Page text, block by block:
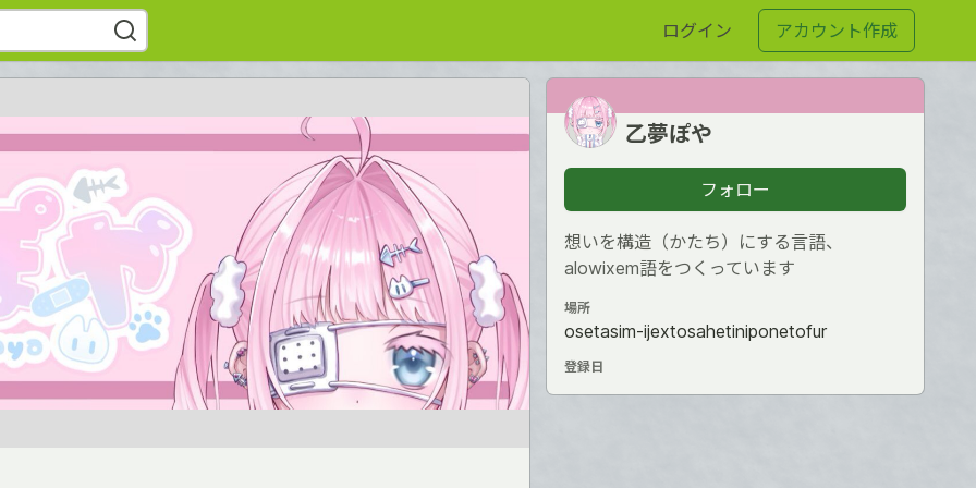
ログイン アカウント作成
乙夢ぽや
フォロー
想いを構造（かたち）にする言語、
alowixem語をつくっています
場所
osetasim-ijextosahetiniponetofur
登録日